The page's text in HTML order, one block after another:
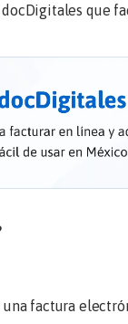
que
factura